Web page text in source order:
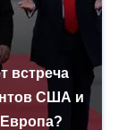
встреча
США и